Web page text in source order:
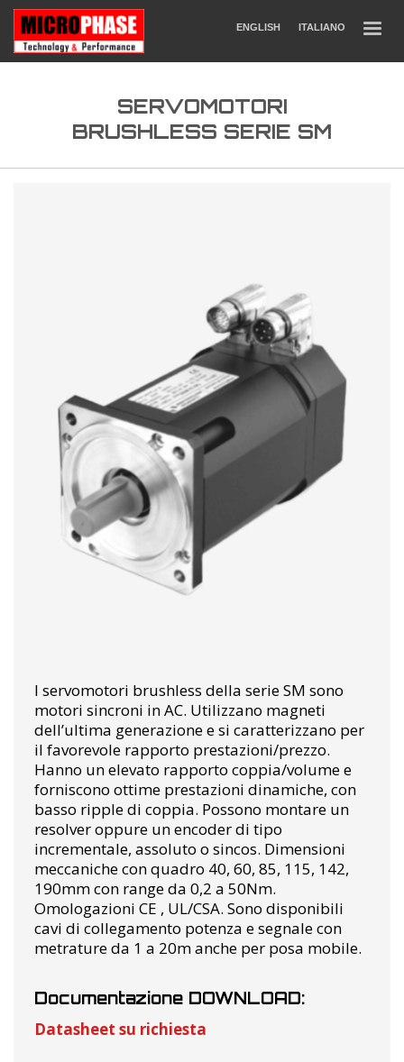
ENGLISH ITALIANO
SERVOMOTORI
BRUSHLESS SERIE SM
I servomotori brushless della serie SM sono
motori sincroni in AC. Utilizzano magneti
dell’ultima generazione e si caratterizzano per
il favorevole rapporto prestazioni/prezzo.
Hanno un elevato rapporto coppia/volume e
forniscono ottime prestazioni dinamiche, con
basso ripple di coppia. Possono montare un
resolver oppure un encoder di tipo
incrementale, assoluto o sincos. Dimensioni
meccaniche con quadro 40, 60, 85, 115, 142,
190mm con range da 0,2 a 50Nm.
Omologazioni CE , UL/CSA. Sono disponibili
cavi di collegamento potenza e segnale con
metrature da 1 a 20m anche per posa mobile.
Documentazione DOWNLOAD:
Datasheet su richiesta